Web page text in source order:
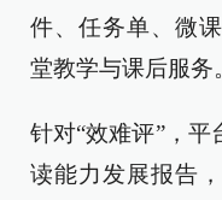
件、任务单、微
堂教学与课后服务
针对“效难评”，
读能力发展报告